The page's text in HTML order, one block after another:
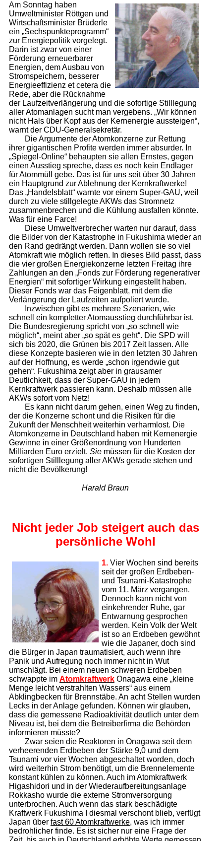
Am Sonntag haben
Umweltminister Röttgen und
Wirtschaftsminister Brüderle
ein „Sechspunkteprogramm“
zur Energiepolitik vorgelegt.
Darin ist zwar von einer
Förderung erneuerbarer
Energien, dem Ausbau von
Stromspeichern, besserer
Energieeffizienz et cetera die
Rede, aber die Rücknahme
der Laufzeitverlängerung und die sofortige Stilllegung
aller Atomanlagen sucht man vergebens. „Wir können
nicht Hals über Kopf aus der Kernenergie aussteigen“,
warnt der CDU-Generalsekretär.
Die Argumente der Atomkonzerne zur Rettung
ihrer gigantischen Profite werden immer absurder. In
„Spiegel-Online“ behaupten sie allen Ernstes, gegen
einen Ausstieg spreche, dass es noch kein Endlager
für Atommüll gebe. Das ist für uns seit über 30 Jahren
ein Hauptgrund zur Ablehnung der Kernkraftwerke!
Das „Handelsblatt“ warnte vor einem Super-GAU, weil
durch zu viele stillgelegte AKWs das Stromnetz
zusammenbrechen und die Kühlung ausfallen könnte.
Was für eine Farce!
Diese Umweltverbrecher warten nur darauf, dass
die Bilder von der Katastrophe in Fukushima wieder an
den Rand gedrängt werden. Dann wollen sie so viel
Atomkraft wie möglich retten. In dieses Bild passt, dass
die vier großen Energiekonzerne letzten Freitag ihre
Zahlungen an den „Fonds zur Förderung regenerativer
Energien“ mit sofortiger Wirkung eingestellt haben.
Dieser Fonds war das Feigenblatt, mit dem die
Verlängerung der Laufzeiten aufpoliert wurde.
Inzwischen gibt es mehrere Szenarien, wie
schnell ein kompletter Atomausstieg durchführbar ist.
Die Bundesregierung spricht von „so schnell wie
möglich“, meint aber „so spät es geht“. Die SPD will
sich bis 2020, die Grünen bis 2017 Zeit lassen. Alle
diese Konzepte basieren wie in den letzten 30 Jahren
auf der Hoffnung, es werde „schon irgendwie gut
gehen“. Fukushima zeigt aber in grausamer
Deutlichkeit, dass der Super-GAU in jedem
Kernkraftwerk passieren kann. Deshalb müssen alle
AKWs sofort vom Netz!
Es kann nicht darum gehen, einen Weg zu finden,
der die Konzerne schont und die Risiken für die
Zukunft der Menschheit weiterhin verharmlost. Die
Atomkonzerne in Deutschland haben mit Kernenergie
Gewinne in einer Größenordnung von Hunderten
Milliarden Euro erzielt. Siemüssen für die Kosten der
sofortigen Stilllegung aller AKWs gerade stehen und
nicht die Bevölkerung!
Harald Braun
Nicht jeder Job steigert auch das
persönliche Wohl
1.Vier Wochen sind bereits
seit der großen Erd­beben-
und Tsunami-Katastrophe
vom 11. März vergangen.
Dennoch kann nicht von
einkehrender Ruhe, gar
Entwarnung gesprochen
werden. Kein Volk der Welt
ist so an Erdbeben gewöhnt
wie die Japaner, doch sind
die Bürger in Japan traumatisiert, auch wenn ihre
Panik und Aufregung noch immer nicht in Wut
umschlägt. Bei einem neuen schweren Erdbeben
schwappte im Atom­kraftwerkOnagawa eine „kleine
Menge leicht verstrahlten Wassers“ aus einem
Abklingbecken für Brennstäbe. An acht Stellen wurden
Lecks in der Anlage gefunden. Können wir glauben,
dass die gemessene Radioaktivität deutlich unter dem
Niveau ist, bei dem die Betreiberfirma die Behörden
informieren müsste?
Zwar seien die Reaktoren in Onagawa seit dem
verheerenden Erdbeben der Stärke 9,0 und dem
Tsunami vor vier Wochen abgeschaltet worden, doch
wird weiterhin Strom benötigt, um die Brennelemente
konstant kühlen zu können. Auch im Atomkraftwerk
Higashidori und in der Wiederaufbereitungsanlage
Rokkasho wurde die externe Stromversorgung
unterbrochen. Auch wenn das stark beschädigte
Kraftwerk Fukushima I diesmal verschont blieb, verfügt
Japan über fast 60 Atomkraftwerke, was ich immer
bedrohlicher finde. Es ist sicher nur eine Frage der